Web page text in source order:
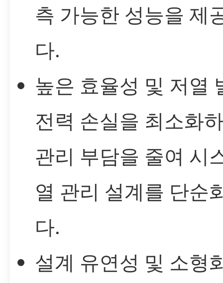
측 가능한 성능을 제
다.
높은 효율성 및 저열
전력 손실을 최소화
관리 부담을 줄여 시
열 관리 설계를 단순
다.
설계 유연성 및 소형